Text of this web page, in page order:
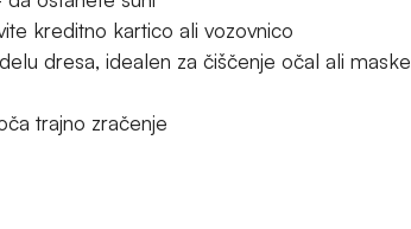
kreditno kartico ali vozovnico
dresa, idealen za čiščenje očal ali maske
trajno zračenje